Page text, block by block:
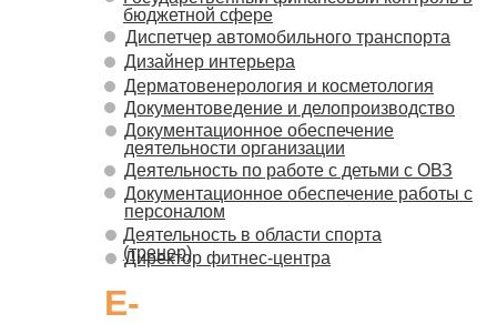
Е-
бюджетной сфере
Диспетчер автомобильного транспорта
Документоведение и делопроизводство
Дизайнер интерьера
Дерматовенерология и косметология
Документационное обеспечение работы с
персоналом
Документационное обеспечение
деятельности организации
Деятельность по работе с детьми с ОВЗ
Деятельность в области спорта
(тренер)
Директор фитнес-центра